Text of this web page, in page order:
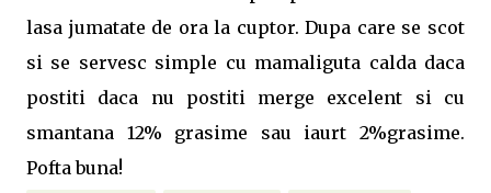
lasa jumatate de ora la cuptor. Dupa care se scot
si se servesc simple cu mamaliguta calda daca
postiti daca nu postiti merge excelent si cu
smantana 12% grasime sau iaurt 2%grasime.
Pofta buna!